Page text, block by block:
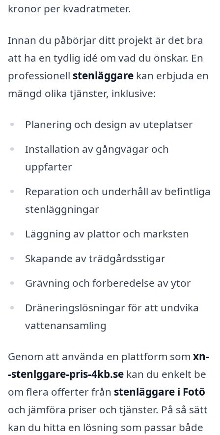
kronor per kvadratmeter.
Innan du påbörjar ditt projekt är det bra
att ha en tydlig idé om vad du önskar. En
professionell stenläggare kan erbjuda en
mängd olika tjänster, inklusive:
Planering och design av uteplatser
Installation av gångvägar och
uppfarter
Reparation och underhåll av befintliga
stenläggningar
Läggning av plattor och marksten
Skapande av trädgårdsstigar
Grävning och förberedelse av ytor
Dräneringslösningar för att undvika
vattenansamling
Genom att använda en plattform som xn-
-stenlggare-pris-4kb.se kan du enkelt be
om flera offerter från stenläggare i Fotö
och jämföra priser och tjänster. På så sätt
kan du hitta en lösning som passar både